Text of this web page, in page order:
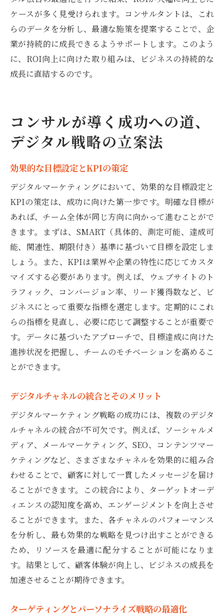
ケースが多く見受けられます。コンサルタントは、これ
らのデータを分析し、最適な施策を提案することで、企
業が持続的に成長できるようサポートします。このよう
に、ROI向上に向けた取り組みは、ビジネスの持続的な
成長に直結するのです。
コンサルが導く成功への道、
デジタル戦略の立案法
効果的な目標設定とKPIの策定
デジタルマーケティングにおいて、効果的な目標設定と
KPIの策定は、成功に向けた第一歩です。明確な目標が
あれば、チーム全体が同じ方向に向かって進むことがで
きます。まずは、SMART（具体的、測定可能、達成可
能、関連性、期限付き）基準に基づいて目標を設定しま
しょう。また、KPIは業界や企業の特性に応じてカスタ
マイズする必要があります。例えば、ウェブサイトのト
ラフィック、コンバージョン率、リード獲得数など、ビ
ジネスにとって重要な指標を選定します。定期的にこれ
らの指標を見直し、必要に応じて調整することが重要で
す。データに基づいたアプローチで、目標達成に向けた
進捗状況を把握し、チームのモチベーションを高めるこ
とができます。
デジタルチャネルの統合とそのメリット
デジタルマーケティング戦略の成功には、複数のデジタ
ルチャネルの統合が不可欠です。例えば、ソーシャルメ
ディア、メールマーケティング、SEO、コンテンツマー
ケティングなど、さまざまなチャネルを効果的に組み合
わせることで、顧客に対して一貫したメッセージを届け
ることができます。この統合により、ターゲットオーデ
ィエンスの認知度を高め、エンゲージメントを向上させ
ることができます。また、各チャネルのパフォーマンス
を分析し、最も効果的な戦略を見つけ出すことができる
ため、リソースを最適に配分することが可能になりま
す。結果として、顧客体験が向上し、ビジネスの成長を
加速させることが期待できます。
ターゲティングとパーソナライズ戦略の最適化